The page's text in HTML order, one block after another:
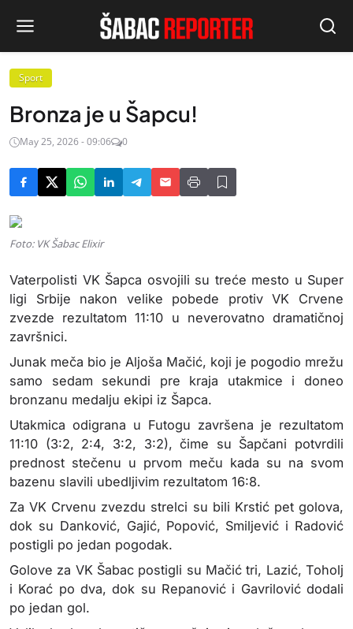
Sport
Bronza je u Šapcu!
May 25, 2026 - 09:06 0
Foto: VK Šabac Elixir
Vaterpolisti VK Šapca osvojili su treće mesto u Super
ligi Srbije nakon velike pobede protivVK Crvene
zvezde rezultatom 11:10 u neverovatno dramatičnoj
završnici.
Junak meča bio je Aljoša Mačić, koji je pogodio mrežu
samo sedam sekundi pre kraja utakmice i doneo
bronzanu medalju ekipi iz Šapca.
Utakmica odigrana u Futogu završena je rezultatom
11:10 (3:2, 2:4, 3:2, 3:2), čime su Šapčani potvrdili
prednost stečenu u prvom meču kada su na svom
bazenu slavili ubedljivim rezultatom 16:8.
ZaVK Crvenu zvezdu strelci su bili Krstić pet golova,
dok su Danković, Gajić, Popović, Smiljević i Radović
postigli po jedan pogodak.
Golove za VK Šabac postigli su Mačić tri, Lazić, Toholj
i Korać po dva, dok su Repanović i Gavrilović dodali
po jedan gol.